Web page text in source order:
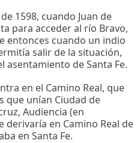
1598, cuando Juan de
para acceder al río Bravo,
entonces cuando un indio
salir de la situación,
asentamiento de Santa Fe.
en el Camino Real, que
que unían Ciudad de
Audiencia (en
derivaría en Camino Real de
en Santa Fe.